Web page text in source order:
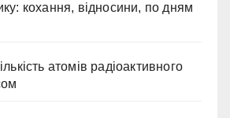
кохання, відносини, по дням
атомів радіоактивного